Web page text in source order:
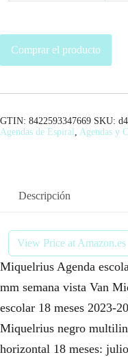
Comprar el producto
GTIN: 8422593347669 SKU:
Agendas de Espiral , Agendas y
Descripción
View Price at Amazon.es
Miquelrius Agenda
mm semana vista Van
escolar 18 meses 2023-
Miquelrius negro
horizontal 18 meses: